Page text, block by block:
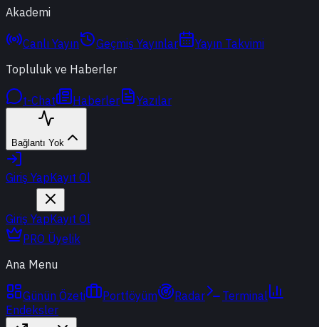
Akademi
Canlı Yayın Geçmiş Yayınlar
Yayın Takvimi
Topluluk ve Haberler
t-Chat Haberler Yazılar
Bağlantı Yok
Giriş YapKayıt Ol
Giriş YapKayıt Ol
PRO Üyelik
Ana Menu
Günün Özeti Portföyüm Radar
Terminal
Endeksler